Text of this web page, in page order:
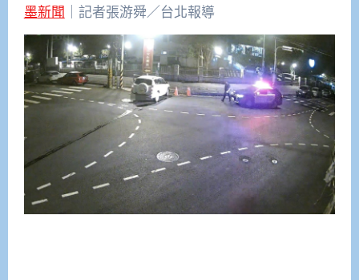
墨新聞 ｜記者張游舜／台北報導